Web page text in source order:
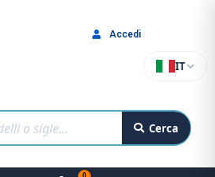
Cerca
IT
Accedi